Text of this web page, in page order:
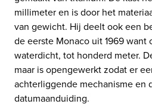
millimeter en is door het
van gewicht. Hij deelt ook een
de eerste Monaco uit 1969 want
waterdicht, tot honderd meter.
maar is opengewerkt zodat er
achterliggende mechanisme en
datumaanduiding.